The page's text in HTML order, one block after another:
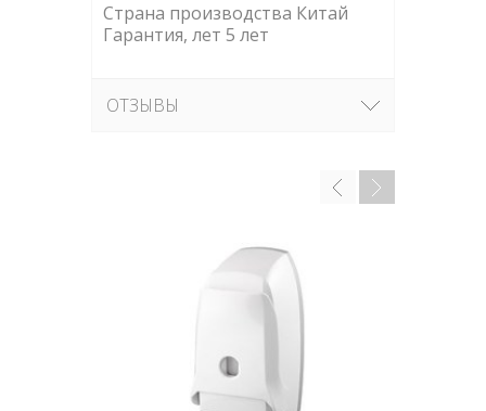
Страна производства Китай
Гарантия, лет 5 лет
ОТЗЫВЫ